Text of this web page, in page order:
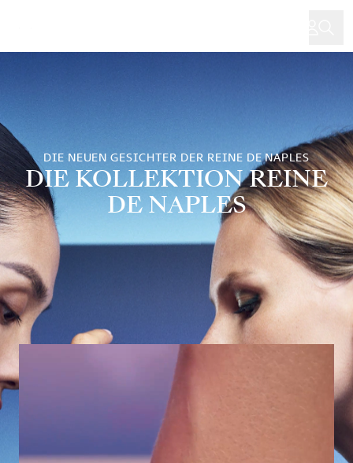
DIE NEUEN GESICHTER DER REINE DE NAPLES
DIE KOLLEKTION REINE
DE NAPLES